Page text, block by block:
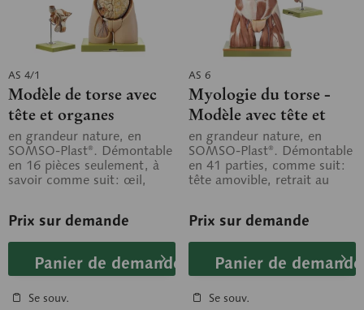
AS 4/1
Modèle de torse avec
tête et organes
génitaux
interchangeables
en grandeur nature, en
SOMSO-Plast®. Démontable
en 16 pièces seulement, à
savoir comme suit: œil,
Prix sur demande
Panier de demande
Se souv.
AS 6
Myologie du torse -
Modèle avec tête et
organes génitaux
interchangeables
en grandeur nature, en
SOMSO-Plast®. Démontable
en 41 parties, comme suit:
tête amovible, retrait au
Prix sur demande
Panier de demande
Se souv.